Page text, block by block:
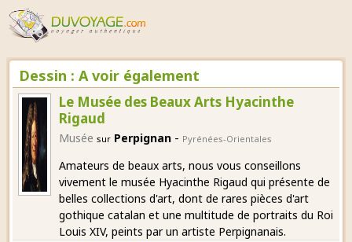
Dessin : A voir également
Le Musée des Beaux Arts Hyacinthe
Rigaud
Musée sur Perpignan - Pyrénées-Orientales
Amateurs de beaux arts, nous vous conseillons
vivement le musée Hyacinthe Rigaud qui présente de
belles collections d'art, dont de rares pièces d'art
gothique catalan et une multitude de portraits du Roi
Louis XIV, peints par un artiste Perpignanais.